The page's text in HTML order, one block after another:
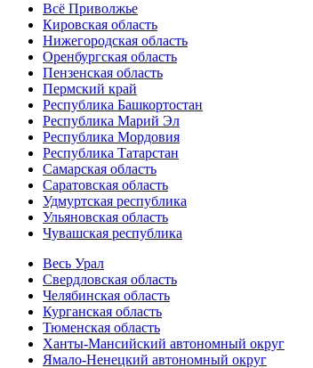
Всё Приволжье
Кировская область
Нижегородская область
Оренбургская область
Пензенская область
Пермский край
Республика Башкортостан
Республика Марий Эл
Республика Мордовия
Республика Татарстан
Самарская область
Саратовская область
Удмуртская республика
Ульяновская область
Чувашская республика
Весь Урал
Свердловская область
Челябинская область
Курганская область
Тюменская область
Ханты-Мансийский автономный округ
Ямало-Ненецкий автономный округ